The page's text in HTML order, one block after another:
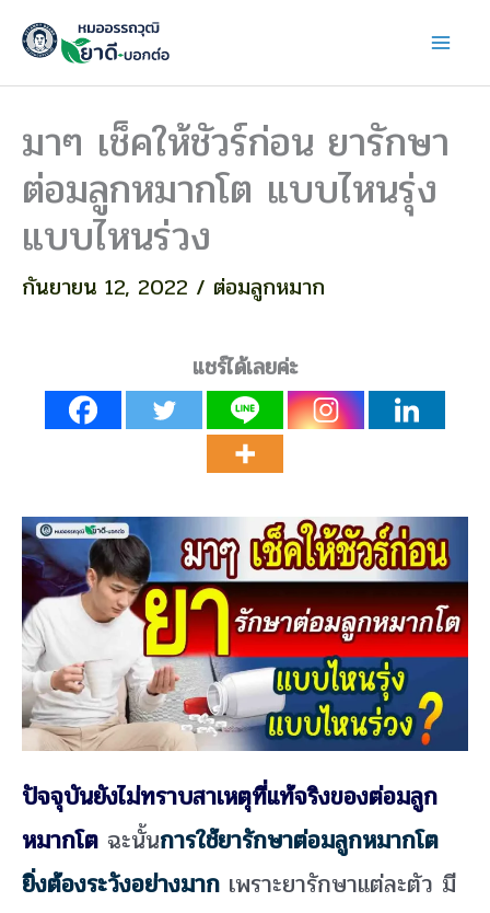
Skip
มาๆ เช็คให้ชัวร์ก่อน ยารักษา
ต่อมลูกหมากโต แบบไหนรุ่ง
แบบไหนร่วง
กันยายน 12, 2022 / ต่อมลูกหมาก
แชร์ได้เลยค่ะ
ปัจจุบันยังไม่ทราบสาเหตุที่แท้จริงของต่อมลูก
หมากโต ฉะนั้นการใช้ยารักษาต่อมลูกหมากโต
ยิ่งต้องระวังอย่างมาก เพราะยารักษาแต่ละตัว มี